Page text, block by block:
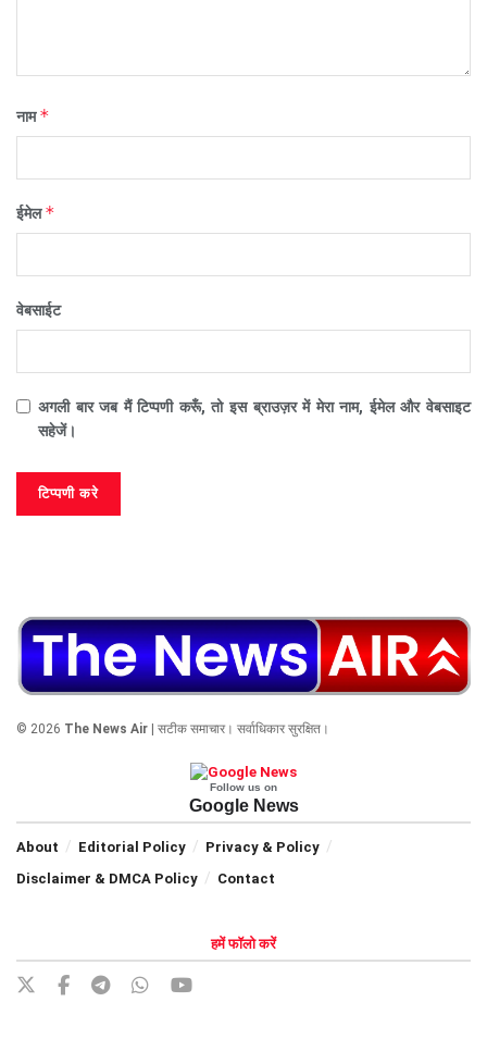
नाम*
ईमेल*
वेबसाईट
अगली बार जब मैं टिप्पणी करूँ, तो इस ब्राउज़र में मेरा नाम, ईमेल और वेबसाइट
सहेजें।
© 2026 The News Air | सटीक समाचार। सर्वाधिकार सुरक्षित।
Follow us on
Google News
About Editorial Policy
Privacy & Policy
Disclaimer & DMCA Policy
Contact
हमें फॉलो करें